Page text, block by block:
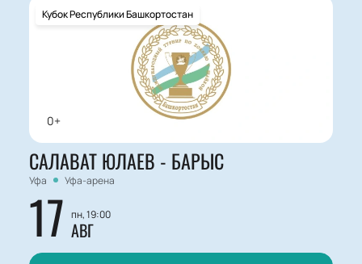
0+
Кубок Республики Башкортостан
САЛАВАТ ЮЛАЕВ - БАРЫС
Уфа Уфа-арена
17 пн, 19:00
АВГ